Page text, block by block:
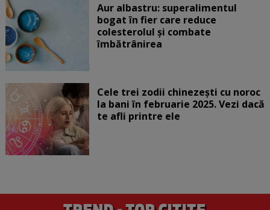
Aur albastru: superalimentul
bogat în fier care reduce
colesterolul și combate
îmbătrânirea
Cele trei zodii chinezești cu noroc
la bani în februarie 2025. Vezi dacă
te afli printre ele